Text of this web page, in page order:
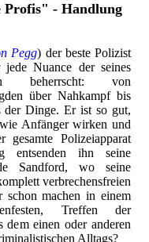
Profis" - Handlung
Pegg) der beste Polizist
Nuance der seines
beherrscht: von
über Nahkampf bis
Dinge. Er ist so gut,
Anfänger wirken und
Polizeiapparat
entsenden ihn seine
Sandford, wo seine
verbrechensfreien
schon machen in einem
Treffen der
dem einen oder anderen
Alltags?